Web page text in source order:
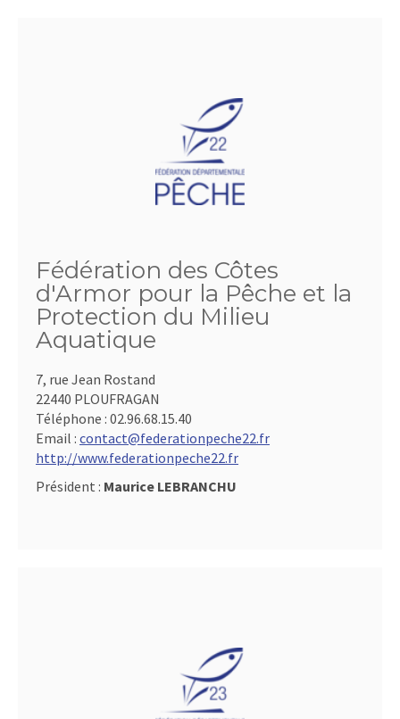
Fédération des Côtes
d'Armor pour la Pêche et la
Protection du Milieu
Aquatique
7, rue Jean Rostand
22440 PLOUFRAGAN
Téléphone : 02.96.68.15.40
Email : contact@federationpeche22.fr
http://www.federationpeche22.fr
Président : Maurice LEBRANCHU